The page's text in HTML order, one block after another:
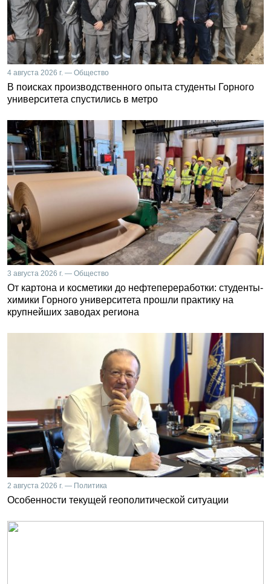
4 августа 2026 г. — Общество
В поисках производственного опыта студенты Горного
университета спустились в метро
3 августа 2026 г. — Общество
От картона и косметики до нефтепереработки: студенты-
химики Горного университета прошли практику на
крупнейших заводах региона
2 августа 2026 г. — Политика
Особенности текущей геополитической ситуации